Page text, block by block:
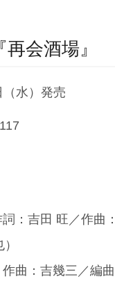
会酒場』
水）発売
：吉田 旺／作曲
曲：吉幾三／編